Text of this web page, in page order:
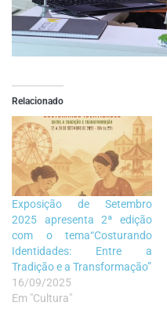
Relacionado
Exposição de Setembro
2025 apresenta 2ª edição
com o tema“Costurando
Identidades: Entre a
Tradição e a Transformação”
16/09/2025
Em "Cultura"